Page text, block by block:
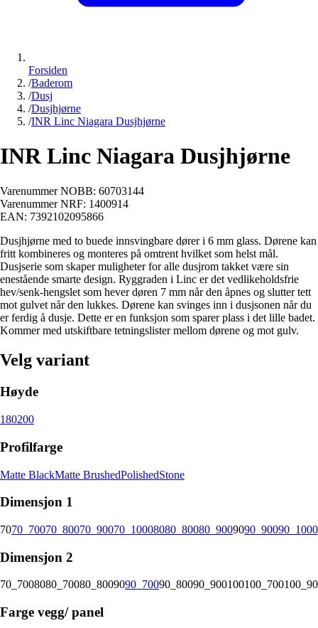
Forsiden
/Baderom
/Dusj
/Dusjhjørne
/INR Linc Niagara Dusjhjørne
INR Linc Niagara Dusjhjørne
Varenummer NOBB: 60703144
Varenummer NRF: 1400914
EAN: 7392102095866
Dusjhjørne med to buede innsvingbare dører i 6 mm glass. Dørene kan
fritt kombineres og monteres på omtrent hvilket som helst mål.
Dusjserie som skaper muligheter for alle dusjrom takket være sin
enestående smarte design. Ryggraden i Linc er det vedlikeholdsfrie
hev/senk-hengslet som hever døren 7 mm når den åpnes og slutter tett
mot gulvet når den lukkes. Dørene kan svinges inn i dusjsonen når du
er ferdig å dusje. Dette er en funksjon som sparer plass i det lille badet.
Kommer med utskiftbare tetningslister mellom dørene og mot gulv.
Velg variant
Høyde
180200
Profilfarge
Matte BlackMatte BrushedPolishedStone
Dimensjon 1
7070_70070_80070_90070_10008080_80080_9009090_90090_1000
Dimensjon 2
70_7008080_70080_8009090_70090_80090_900100100_700
Farge vegg/ panel